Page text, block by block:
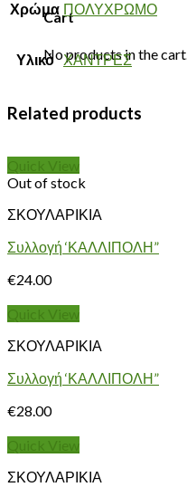
Cart
No products in the cart.
Χρώμα ΠΟΛΥΧΡΩΜΟ
Υλικό ΧΑΝΤΡΕΣ
Related products
Quick View
Out of stock
ΣΚΟΥΛΑΡΙΚΙΑ
Συλλογή ‘ΚΑΛΛΙΠΟΛΗ”
€24.00
Quick View
ΣΚΟΥΛΑΡΙΚΙΑ
Συλλογή ‘ΚΑΛΛΙΠΟΛΗ”
€28.00
Quick View
ΣΚΟΥΛΑΡΙΚΙΑ